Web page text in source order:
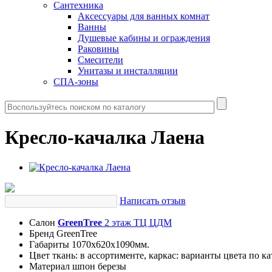
Сантехника
Аксессуары для ванных комнат
Ванны
Душевые кабины и ограждения
Раковины
Смесители
Унитазы и инсталляции
СПА-зоны
Кресло-качалка Лаена
Написать отзыв
Салон GreenTree 2 этаж ТЦ ЦДМ
Бренд GreenTree
Габариты 1070х620х1090мм.
Цвет ткань: в ассортименте, каркас: варианты цвета по
Материал шпон березы